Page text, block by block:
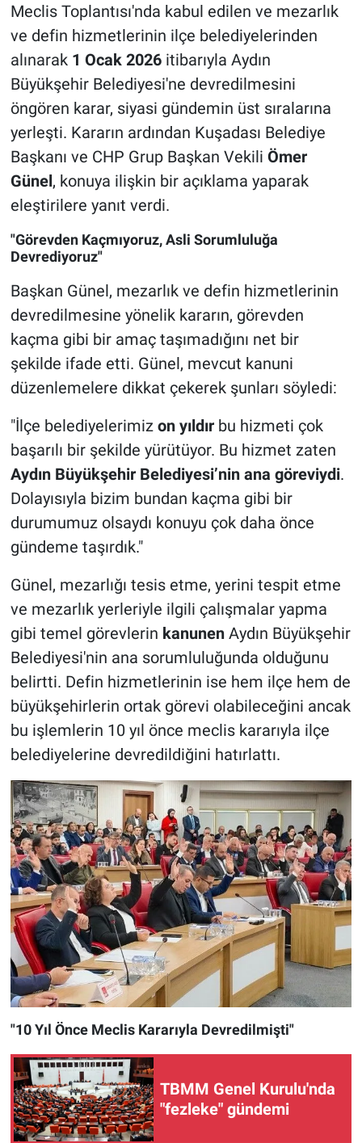
Meclis Toplantısı'nda kabul edilen ve mezarlık
ve defin hizmetlerinin ilçe belediyelerinden
alınarak 1 Ocak 2026itibarıyla Aydın
Büyükşehir Belediyesi'ne devredilmesini
öngören karar, siyasi gündemin üst sıralarına
yerleşti. Kararın ardından Kuşadası Belediye
Başkanı ve CHP Grup Başkan Vekili Ömer
Günel, konuya ilişkin bir açıklama yaparak
eleştirilere yanıt verdi.
"Görevden Kaçmıyoruz, Asli Sorumluluğa
Devrediyoruz"
Başkan Günel, mezarlık ve defin hizmetlerinin
devredilmesine yönelik kararın, görevden
kaçma gibi bir amaç taşımadığını net bir
şekilde ifade etti. Günel, mevcut kanuni
düzenlemelere dikkat çekerek şunları söyledi:
"İlçe belediyelerimiz on yıldırbu hizmeti çok
başarılı bir şekilde yürütüyor. Bu hizmet zaten
Aydın Büyükşehir Belediyesi’nin ana göreviydi.
Dolayısıyla bizim bundan kaçma gibi bir
durumumuz olsaydı konuyu çok daha önce
gündeme taşırdık."
Günel, mezarlığı tesis etme, yerini tespit etme
ve mezarlık yerleriyle ilgili çalışmalar yapma
gibi temel görevlerin kanunenAydın Büyükşehir
Belediyesi'nin ana sorumluluğunda olduğunu
belirtti. Defin hizmetlerinin ise hem ilçe hem de
büyükşehirlerin ortak görevi olabileceğini ancak
bu işlemlerin 10 yıl önce meclis kararıyla ilçe
belediyelerine devredildiğini hatırlattı.
"10 Yıl Önce Meclis Kararıyla Devredilmişti"
TBMM Genel Kurulu'nda
"fezleke" gündemi